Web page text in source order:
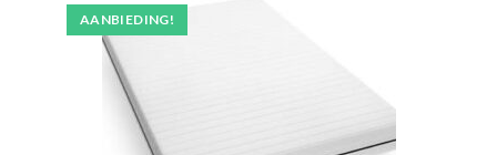
AANBIEDING!